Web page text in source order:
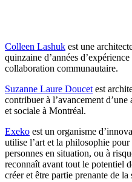
Colleen Lashuk est une
quinzaine d’années
collaboration communautaire.
Suzanne Laure Doucet est
contribuer à l’avancement
et sociale à Montréal.
Exeko est un organisme
utilise l’art et la philosophie
personnes en situation, ou à
reconnaît avant tout le potentiel
créer et être partie prenante de la